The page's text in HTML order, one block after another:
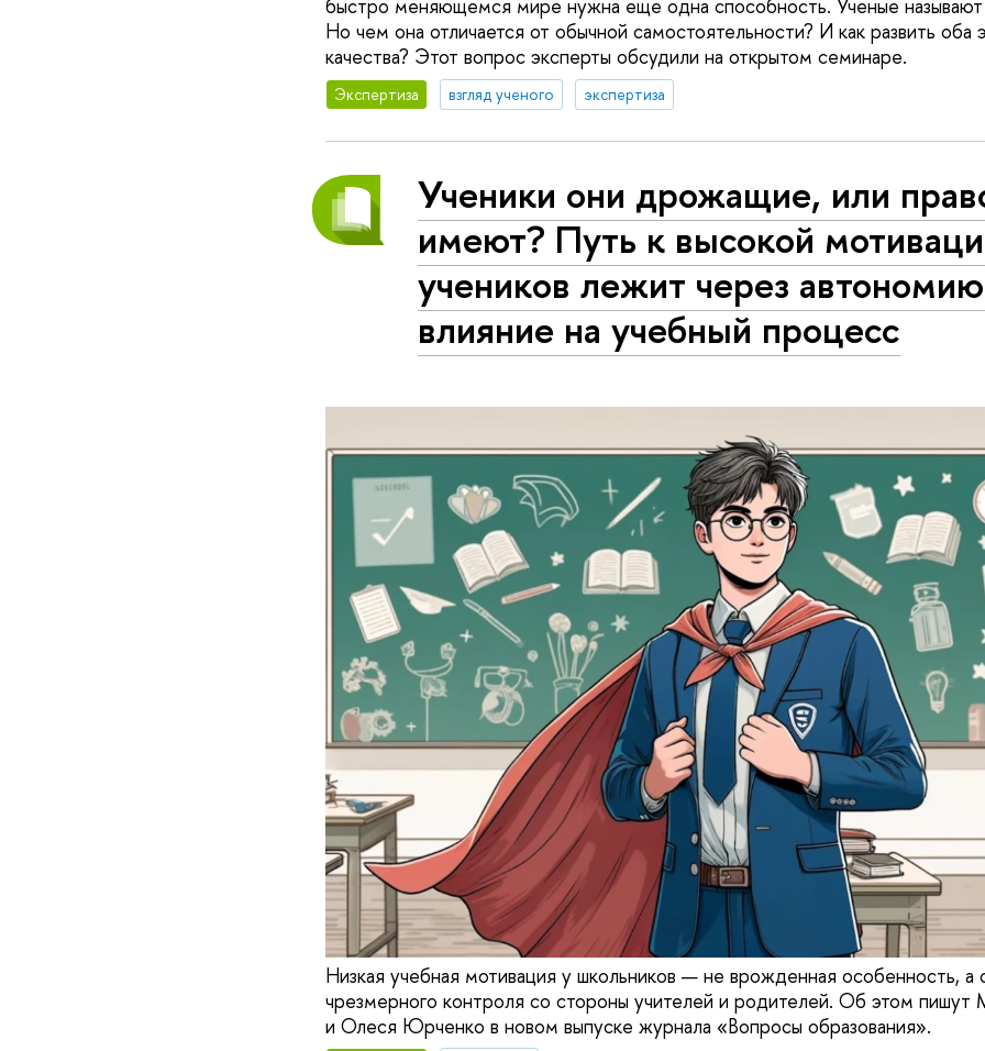
быстро меняющемся мире нужна еще одна способность. Ученые
Но чем она отличается от обычной самостоятельности? И как развить оба
качества? Этот вопрос эксперты обсудили на открытом семинаре.
Экспертиза взгляд ученого экспертиза
Ученики они дрожащие, или
имеют? Путь к высокой
учеников лежит через
влияние на учебный процесс
Низкая учебная мотивация у школьников — не врожденная особенность, а
чрезмерного контроля со стороны учителей и родителей. Об этом пишут
и Олеся Юрченко в новом выпуске журнала «Вопросы образования».